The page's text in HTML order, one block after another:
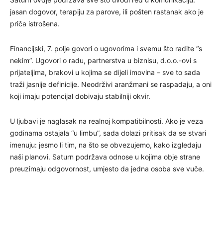
jasan dogovor, terapiju za parove, ili pošten rastanak ako je
priča istrošena.
Financijski, 7. polje govori o ugovorima i svemu što radite “s
nekim”. Ugovori o radu, partnerstva u biznisu, d.o.o.-ovi s
prijateljima, brakovi u kojima se dijeli imovina – sve to sada
traži jasnije definicije. Neodrživi aranžmani se raspadaju, a oni
koji imaju potencijal dobivaju stabilniji okvir.
U ljubavi je naglasak na realnoj kompatibilnosti. Ako je veza
godinama ostajala “u limbu”, sada dolazi pritisak da se stvari
imenuju: jesmo li tim, na što se obvezujemo, kako izgledaju
naši planovi. Saturn podržava odnose u kojima obje strane
preuzimaju odgovornost, umjesto da jedna osoba sve vuče.